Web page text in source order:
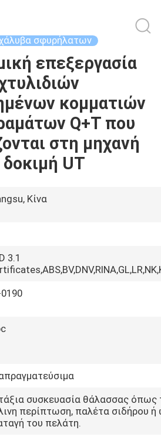
σφυρήλατων
επεξεργασία
κομματιών
Q+T που
στη μηχανή
δοκιμή UT
Κίνα
3.1
συσκευασία θάλασσας όπως
περίπτωση, παλέτα σιδήρου ή
του πελάτη.